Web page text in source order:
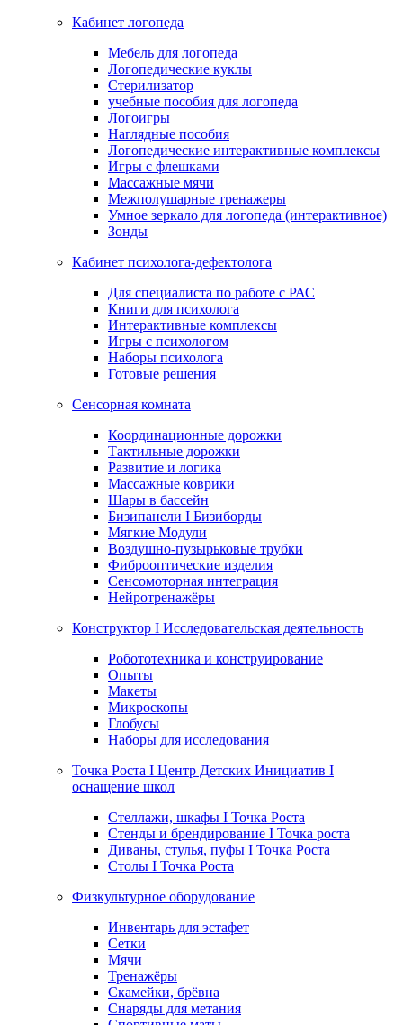
Кабинет логопеда
Мебель для логопеда
Логопедические куклы
Стерилизатор
учебные пособия для логопеда
Логоигры
Наглядные пособия
Логопедические интерактивные комплексы
Игры с флешками
Массажные мячи
Межполушарные тренажеры
Умное зеркало для логопеда (интерактивное)
Зонды
Кабинет психолога-дефектолога
Для специалиста по работе с РАС
Книги для психолога
Интерактивные комплексы
Игры с психологом
Наборы психолога
Готовые решения
Сенсорная комната
Координационные дорожки
Тактильные дорожки
Развитие и логика
Массажные коврики
Шары в бассейн
Бизипанели I Бизиборды
Мягкие Модули
Воздушно-пузырьковые трубки
Фиброоптические изделия
Сенсомоторная интеграция
Нейротренажёры
Конструктор I Исследовательская деятельность
Робототехника и конструирование
Опыты
Макеты
Микроскопы
Глобусы
Наборы для исследования
Точка Роста I Центр Детских Инициатив I
оснащение школ
Стеллажи, шкафы I Точка Роста
Стенды и брендирование I Точка роста
Диваны, стулья, пуфы I Точка Роста
Столы I Точка Роста
Физкультурное оборудование
Инвентарь для эстафет
Сетки
Мячи
Тренажёры
Скамейки, брёвна
Снаряды для метания